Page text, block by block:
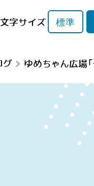
文字サイズ 標準
グ